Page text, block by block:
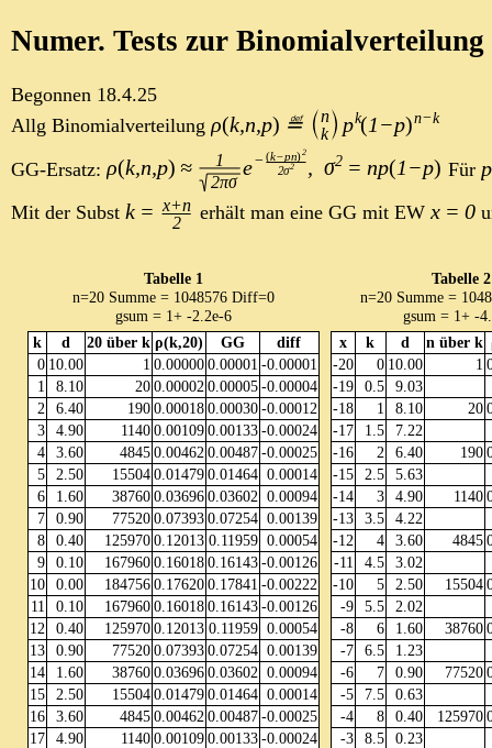
Numer. Tests zur Binomialverteilung
Begonnen 18.4.25
Allg Binomialverteilung
GG-Ersatz:
Für
Mit der Subst
erhält man eine GG mit EW
Tabelle 1
n=20 Summe = 1048576 Diff=0
gsum = 1+ -2.2e-6
k
d 20 über k ρ(k,20) GG
diff
0 10.00 1 0.00000 0.00001 -0.00001
1
8.10 20 0.00002 0.00005 -0.00004
2
6.40 190 0.00018 0.00030 -0.00012
3
4.90 1140 0.00109 0.00133 -0.00024
4
3.60 4845 0.00462 0.00487 -0.00025
5
2.50 15504 0.01479 0.01464 0.00014
6
1.60 38760 0.03696 0.03602 0.00094
7
0.90 77520 0.07393 0.07254 0.00139
8
0.40 125970 0.12013 0.11959 0.00054
9
0.10 167960 0.16018 0.16143 -0.00126
10
0.00 184756 0.17620 0.17841 -0.00222
11
0.10 167960 0.16018 0.16143 -0.00126
12
0.40 125970 0.12013 0.11959 0.00054
13
0.90 77520 0.07393 0.07254 0.00139
14
1.60 38760 0.03696 0.03602 0.00094
15
2.50 15504 0.01479 0.01464 0.00014
16
3.60 4845 0.00462 0.00487 -0.00025
17
4.90 1140 0.00109 0.00133 -0.00024
Tabelle 2
n=20 Summe =
gsum = 1+ -
x
k d n über k
-20
0 10.00 1
-19
0.5
9.03
-18
1 8.10 20
-17
1.5
7.22
-16
2 6.40 190
-15
2.5
5.63
-14
3 4.90 1140
-13
3.5
4.22
-12
4 3.60 4845
-11
4.5
3.02
-10
5 2.50 15504
-9
5.5
2.02
-8
6 1.60 38760
-7
6.5
1.23
-6
7 0.90 77520
-5
7.5
0.63
-4
8 0.40 125970
-3
8.5
0.23